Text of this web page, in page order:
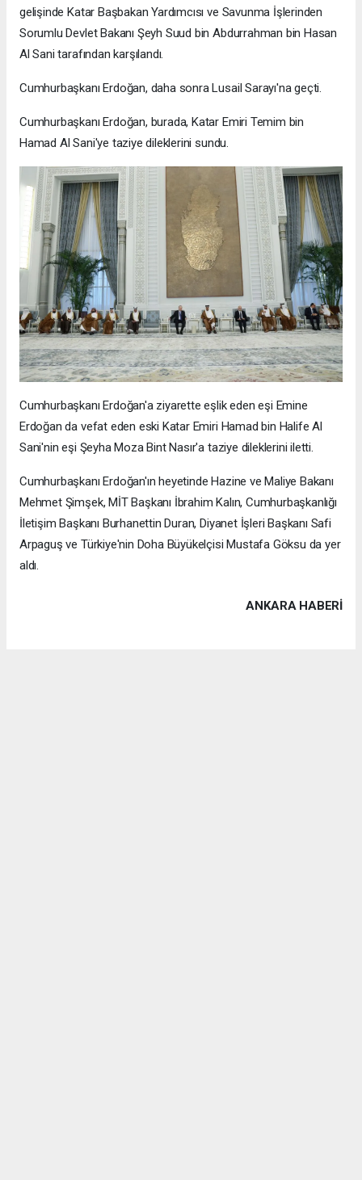
gelişinde Katar Başbakan Yardımcısı ve Savunma İşlerinden
Sorumlu Devlet Bakanı Şeyh Suud bin Abdurrahman bin Hasan
Al Sani tarafından karşılandı.
Cumhurbaşkanı Erdoğan, daha sonra Lusail Sarayı'na geçti.
Cumhurbaşkanı Erdoğan, burada, Katar Emiri Temim bin
Hamad Al Sani'ye taziye dileklerini sundu.
Cumhurbaşkanı Erdoğan'a ziyarette eşlik eden eşi Emine
Erdoğan da vefat eden eski Katar Emiri Hamad bin Halife Al
Sani'nin eşi Şeyha Moza Bint Nasır'a taziye dileklerini iletti.
Cumhurbaşkanı Erdoğan'ın heyetinde Hazine ve Maliye Bakanı
Mehmet Şimşek, MİT Başkanı İbrahim Kalın, Cumhurbaşkanlığı
İletişim Başkanı Burhanettin Duran, Diyanet İşleri Başkanı Safi
Arpaguş ve Türkiye'nin Doha Büyükelçisi Mustafa Göksu da yer
aldı.
ANKARA HABERİ